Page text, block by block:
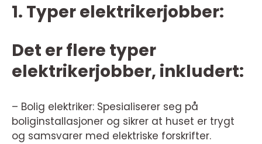
1. Typer elektrikerjobber:
Det er flere typer
elektrikerjobber, inkludert:
– Bolig elektriker: Spesialiserer seg på
boliginstallasjoner og sikrer at huset er trygt
og samsvarer med elektriske forskrifter.